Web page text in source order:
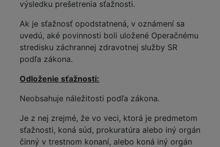
výsledku prešetrenia sťažnosti.
Ak je sťažnosť opodstatnená, v oznámení sa
uvedú, aké povinnosti boli uložené Operačnému
stredisku záchrannej zdravotnej služby SR
podľa zákona.
Odloženie sťažnosti:
Neobsahuje náležitosti podľa zákona.
Je z nej zrejmé, že vo veci, ktorá je predmetom
sťažnosti, koná súd, prokuratúra alebo iný orgán
činný v trestnom konaní, alebo koná iný orgán